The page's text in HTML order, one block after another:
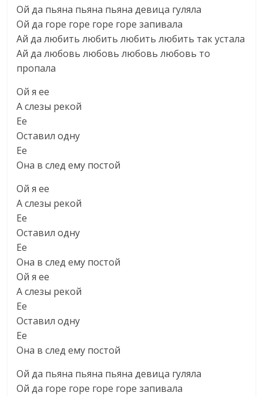
Ой да пьяна пьяна пьяна девица гуляла
Ой да горе горе горе горе запивала
Ай да любить любить любить любить так устала
Ай да любовь любовь любовь любовь то
пропала
Ой я ее
А слезы рекой
Ее
Оставил одну
Ее
Она в след ему постой
Ой я ее
А слезы рекой
Ее
Оставил одну
Ее
Она в след ему постой
Ой я ее
А слезы рекой
Ее
Оставил одну
Ее
Она в след ему постой
Ой да пьяна пьяна пьяна девица гуляла
Ой да горе горе горе горе запивала